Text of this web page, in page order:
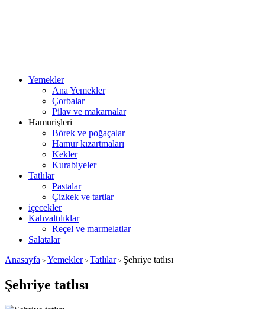
Yemekler
Ana Yemekler
Çorbalar
Pilav ve makarnalar
Hamurişleri
Börek ve poğaçalar
Hamur kızartmaları
Kekler
Kurabiyeler
Tatlılar
Pastalar
Çizkek ve tartlar
içecekler
Kahvaltılıklar
Reçel ve marmelatlar
Salatalar
Anasayfa > Yemekler> Tatlılar> Şehriye tatlısı
Şehriye tatlısı